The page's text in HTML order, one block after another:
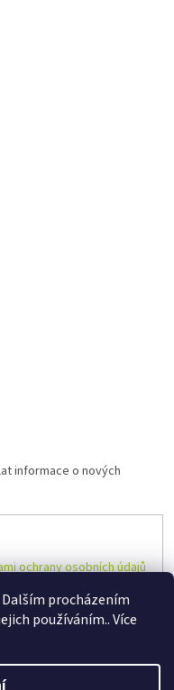
procházením
používáním.. Více
informace o nových
ochrany osobních údajů